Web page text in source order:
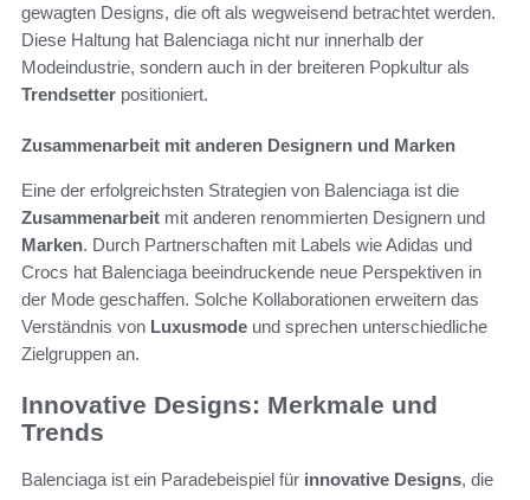
gewagten Designs, die oft als wegweisend betrachtet werden.
Diese Haltung hat Balenciaga nicht nur innerhalb der
Modeindustrie, sondern auch in der breiteren Popkultur als
Trendsetter positioniert.
Zusammenarbeit mit anderen Designern und Marken
Eine der erfolgreichsten Strategien von Balenciaga ist die
Zusammenarbeit mit anderen renommierten Designern und
Marken. Durch Partnerschaften mit Labels wie Adidas und
Crocs hat Balenciaga beeindruckende neue Perspektiven in
der Mode geschaffen. Solche Kollaborationen erweitern das
Verständnis von Luxusmode und sprechen unterschiedliche
Zielgruppen an.
Innovative Designs: Merkmale und
Trends
Balenciaga ist ein Paradebeispiel für innovative Designs, die